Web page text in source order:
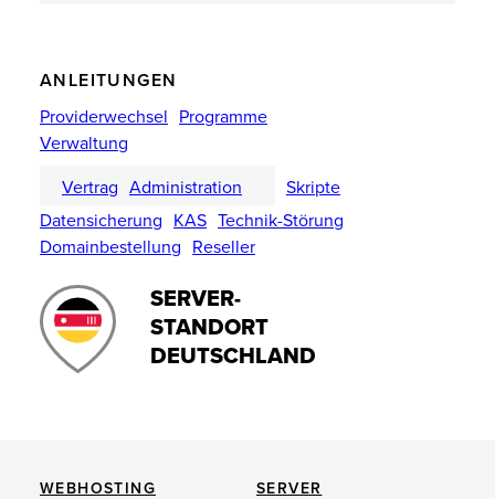
ANLEITUNGEN
Providerwechsel Programme
Verwaltung
Vertrag Administration
Skripte
Datensicherung KAS Technik-Störung
Domainbestellung Reseller
SERVER-
STANDORT
DEUTSCHLAND
WEBHOSTING SERVER